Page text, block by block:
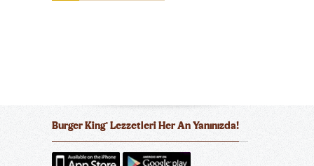
Burger King® Lezzetleri Her An Yanınızda!